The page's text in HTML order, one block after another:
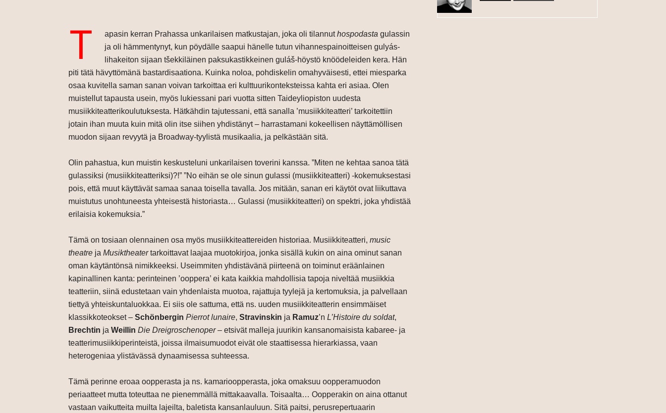
T apasin kerran Prahassa unkarilaisen matkustajan, joka oli tilannuthospodasta gulassin
ja oli hämmentynyt, kun pöydälle saapui hänelle tutun vihannespainoitteisen gulyás-
lihakeiton sijaan tšekkiläinen paksukastikkeinen guláš-höystö knöödeleiden kera. Hän
piti tätä hävyttömänä bastardisaationa. Kuinka noloa, pohdiskelin omahyväisesti, ettei miesparka
osaa kuvitella saman sanan voivan tarkoittaa eri kulttuurikonteksteissa kahta eri asiaa. Olen
muistellut tapausta usein, myös lukiessani pari vuotta sitten Taideyliopiston uudesta
musiikkiteatterikoulutuksesta. Hätkähdin tajutessani, että sanalla ’musiikkiteatteri’ tarkoitettiin
jotain ihan muuta kuin mitä olin itse siihen yhdistänyt – harrastamani kokeellisen näyttämöllisen
muodon sijaan revyytä ja Broadway-tyylistä musikaalia, ja pelkästään sitä.
Olin pahastua, kun muistin keskusteluni unkarilaisen toverini kanssa. ”Miten ne kehtaa sanoa tätä
gulassiksi (musiikkiteatteriksi)?!” ”No eihän se ole sinun gulassi (musiikkiteatteri) -kokemuksestasi
pois, että muut käyttävät samaa sanaa toisella tavalla. Jos mitään, sanan eri käytöt ovat liikuttava
muistutus unohtuneesta yhteisestä historiasta… Gulassi (musiikkiteatteri) on spektri, joka yhdistää
erilaisia kokemuksia.”
Tämä on tosiaan olennainen osa myös musiikkiteattereiden historiaa. Musiikkiteatteri, music
theatre ja Musiktheatertarkoittavat laajaa muotokirjoa, jonka sisällä kukin on aina ominut sanan
oman käytäntönsä nimikkeeksi. Useimmiten yhdistävänä piirteenä on toiminut eräänlainen
kapinallinen kanta: perinteinen ’ooppera’ ei kata kaikkia mahdollisia tapoja niveltää musiikkia
teatteriin, siinä edustetaan vain yhdenlaista muotoa, rajattuja tyylejä ja kertomuksia, ja palvellaan
tiettyä yhteiskuntaluokkaa. Ei siis ole sattuma, että ns. uuden musiikkiteatterin ensimmäiset
klassikkoteokset – Schönbergin Pierrot lunaire, Stravinskin ja Ramuz’n L’Histoire du soldat,
Brechtin ja Weillin Die Dreigroschenoper– etsivät malleja juurikin kansanomaisista kabaree- ja
teatterimusiikkiperinteistä, joissa ilmaisumuodot eivät ole staattisessa hierarkiassa, vaan
heterogeniaa ylistävässä dynaamisessa suhteessa.
Tämä perinne eroaa oopperasta ja ns. kamarioopperasta, joka omaksuu oopperamuodon
periaatteet mutta toteuttaa ne pienemmällä mittakaavalla. Toisaalta… Oopperakin on aina ottanut
vastaan vaikutteita muilta lajeilta, baletista kansanlauluun. Sitä paitsi, perusrepertuaarin